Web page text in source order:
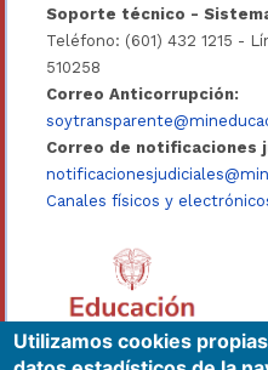
Soporte técnico -
Teléfono: (601) 432 1215 -
510258
Correo Anticorrupción:
Correo de notificaciones
Canales físicos y
Utilizamos cookies